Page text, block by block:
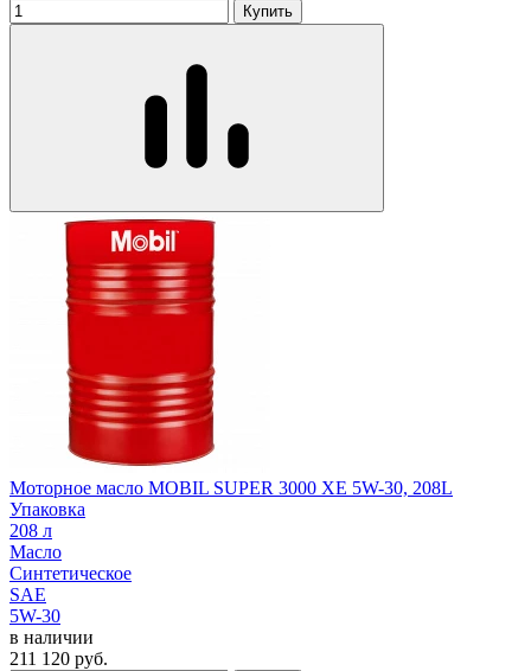
Купить
Моторное масло MOBIL SUPER 3000 XE 5W-30, 208L
Упаковка
208 л
Масло
Синтетическое
SAE
5W-30
в наличии
211 120 руб.